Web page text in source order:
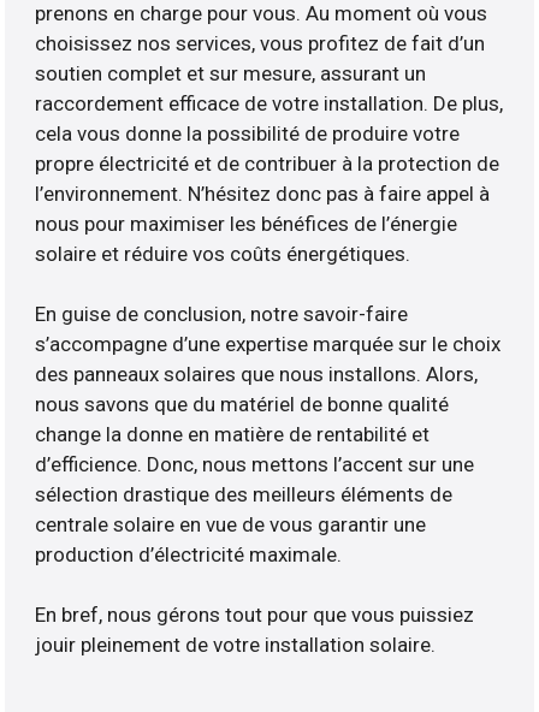
prenons en charge pour vous. Au moment où vous
choisissez nos services, vous profitez de fait d’un
soutien complet et sur mesure, assurant un
raccordement efficace de votre installation. De plus,
cela vous donne la possibilité de produire votre
propre électricité et de contribuer à la protection de
l’environnement. N’hésitez donc pas à faire appel à
nous pour maximiser les bénéfices de l’énergie
solaire et réduire vos coûts énergétiques.
En guise de conclusion, notre savoir-faire
s’accompagne d’une expertise marquée sur le choix
des panneaux solaires que nous installons. Alors,
nous savons que du matériel de bonne qualité
change la donne en matière de rentabilité et
d’efficience. Donc, nous mettons l’accent sur une
sélection drastique des meilleurs éléments de
centrale solaire en vue de vous garantir une
production d’électricité maximale.
En bref, nous gérons tout pour que vous puissiez
jouir pleinement de votre installation solaire.